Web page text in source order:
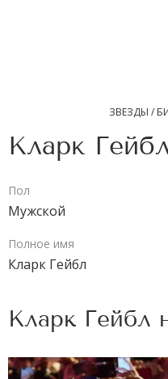
ЗВЕЗДЫ /
Кларк
Пол
Мужской
Полное имя
Кларк Гейбл
Кларк Гейбл